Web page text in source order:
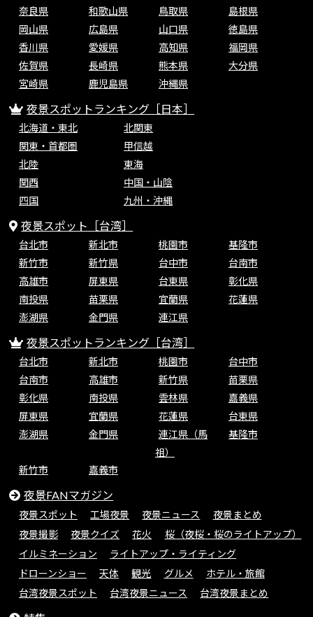
奈良県
和歌山県 鳥取県
島根県
岡山県
広島県 山口県
徳島県
香川県
愛媛県 高知県
福岡県
佐賀県
長崎県 熊本県
大分県
宮崎県
鹿児島県 沖縄県
夜景スポットランキング［日本］
北海道・東北
北関東
関東・首都圏
甲信越
北陸
東海
関西
中国・山陰
四国
九州・沖縄
夜景スポット［台湾］
台北市 新北市 桃園市
基隆市
新竹市
新竹県 台中市
台南市
高雄市
屏東県 台東県
彰化県
南投県
苗栗県 宜蘭県
花蓮県
澎湖県
金門県 連江県
夜景スポットランキング［台湾］
台北市 新北市 桃園市
台中市
台南市
高雄市 新竹県
苗栗県
彰化県
南投県 雲林県
嘉義県
屏東県
宜蘭県 花蓮県
台東県
澎湖県
金門県
連江県（馬
祖）
基隆市
新竹市 嘉義市
夜景FANマガジン
夜景スポット 工場夜景 夜景ニュース
夜景まとめ
夜景撮影
夜景クイズ 花火
桜（夜桜・桜のライトアップ）
イルミネーション
ライトアップ・ライティング
ドローンショー
天体 観光 グルメ
ホテル・旅館
台湾夜景スポット
台湾夜景ニュース 台湾夜景まとめ